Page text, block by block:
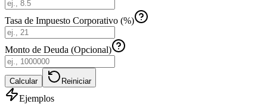
Tasa de Impuesto Corporativo (%)
Monto de Deuda (Opcional)
Calcular Reiniciar
Ejemplos